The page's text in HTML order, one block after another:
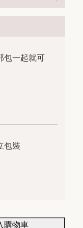
包一起就可
包裝
購物車